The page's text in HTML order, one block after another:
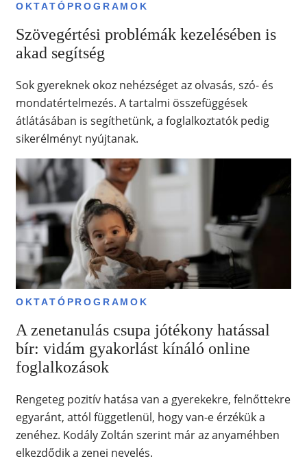
OKTATÓPROGRAMOK
Szövegértési problémák kezelésében is
akad segítség
Sok gyereknek okoz nehézséget az olvasás, szó- és
mondatértelmezés. A tartalmi összefüggések
átlátásában is segíthetünk, a foglalkoztatók pedig
sikerélményt nyújtanak.
OKTATÓPROGRAMOK
A zenetanulás csupa jótékony hatással
bír: vidám gyakorlást kínáló online
foglalkozások
Rengeteg pozitív hatása van a gyerekekre, felnőttekre
egyaránt, attól függetlenül, hogy van-e érzékük a
zenéhez. Kodály Zoltán szerint már az anyaméhben
elkezdődik a zenei nevelés.